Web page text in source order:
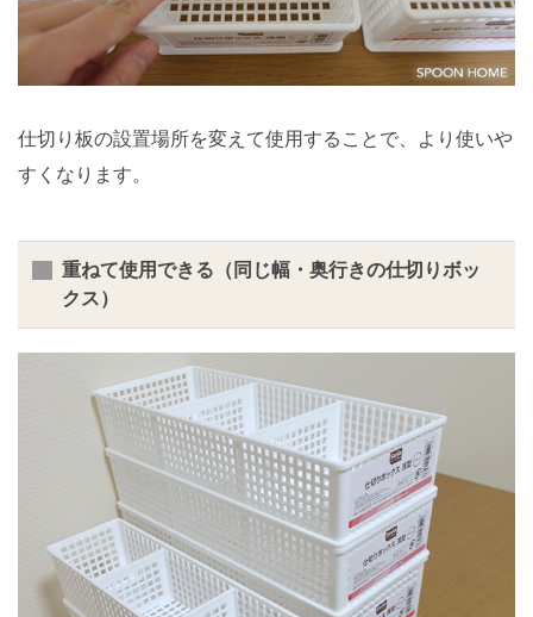
仕切り板の設置場所を変えて使用することで、より使いや
すくなります。
重ねて使用できる（同じ幅・奥行きの仕切りボッ
クス）